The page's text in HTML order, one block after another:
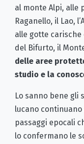
al monte Alpi, alle
Raganello, il Lao,
alle gotte carische
del Bifurto, il
delle aree
studio e la
Lo sanno bene gli
lucano
passaggi epocali
lo confermano le